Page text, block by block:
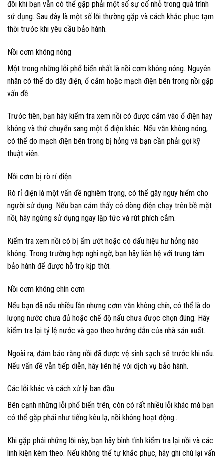
đôi khi bạn vẫn có thể gặp phải một số sự cố nhỏ trong quá trình
sử dụng. Sau đây là một số lỗi thường gặp và cách khắc phục tạm
thời trước khi yêu cầu bảo hành.
Nồi cơm không nóng
Một trong những lỗi phổ biến nhất là nồi cơm không nóng. Nguyên
nhân có thể do dây điện, ổ cắm hoặc mạch điện bên trong nồi gặp
vấn đề.
Trước tiên, bạn hãy kiểm tra xem nồi có được cắm vào ổ điện hay
không và thử chuyển sang một ổ điện khác. Nếu vẫn không nóng,
có thể do mạch điện bên trong bị hỏng và bạn cần phải gọi kỹ
thuật viên.
Nồi cơm bị rò rỉ điện
Rò rỉ điện là một vấn đề nghiêm trọng, có thể gây nguy hiểm cho
người sử dụng. Nếu bạn cảm thấy có dòng điện chạy trên bề mặt
nồi, hãy ngừng sử dụng ngay lập tức và rút phích cắm.
Kiểm tra xem nồi có bị ẩm ướt hoặc có dấu hiệu hư hỏng nào
không. Trong trường hợp nghi ngờ, bạn hãy liên hệ với trung tâm
bảo hành để được hỗ trợ kịp thời.
Nồi cơm không chín cơm
Nếu bạn đã nấu nhiều lần nhưng cơm vẫn không chín, có thể là do
lượng nước chưa đủ hoặc chế độ nấu chưa được chọn đúng. Hãy
kiểm tra lại tỷ lệ nước và gạo theo hướng dẫn của nhà sản xuất.
Ngoài ra, đảm bảo rằng nồi đã được vệ sinh sạch sẽ trước khi nấu.
Nếu vấn đề vẫn tiếp diễn, hãy liên hệ với dịch vụ bảo hành.
Các lỗi khác và cách xử lý ban đầu
Bên cạnh những lỗi phổ biến trên, còn có rất nhiều lỗi khác mà bạn
có thể gặp phải như tiếng kêu lạ, nồi không hoạt động…
Khi gặp phải những lỗi này, bạn hãy bình tĩnh kiểm tra lại nồi và các
linh kiện kèm theo. Nếu không thể tự khắc phục, hãy ghi chú lại vấn